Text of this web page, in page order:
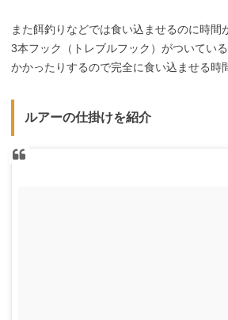
また餌釣りなどでは食い込ませるのに時間
3本フック（トレブルフック）がついてい
かかったりするので完全に食い込ませる時
ルアーの仕掛けを紹介